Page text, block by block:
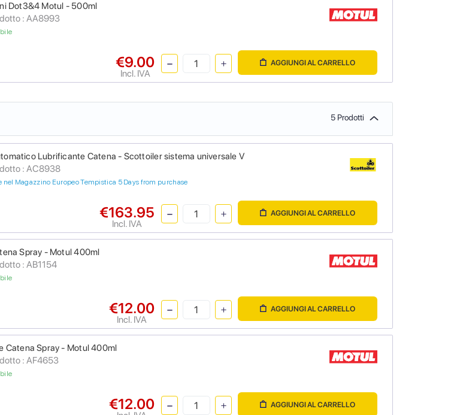
Dot3&4 Motul - 500ml
: AA8993
€9.00
Incl. IVA
AGGIUNGI AL CARRELLO
5 Prodotti
Lubrificante Catena - Scottoiler sistema universale V
: AC8938
nel Magazzino Europeo Tempistica 5 Days from purchase
€163.95
Incl. IVA
AGGIUNGI AL CARRELLO
Spray - Motul 400ml
: AB1154
€12.00
Incl. IVA
AGGIUNGI AL CARRELLO
Catena Spray - Motul 400ml
: AF4653
€12.00 AGGIUNGI AL CARRELLO